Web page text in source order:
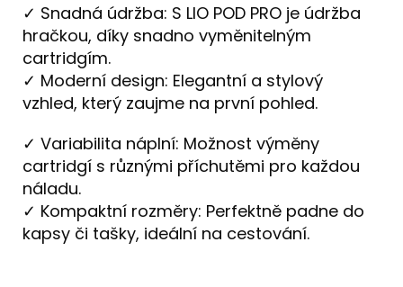
✓ Snadná údržba: S LIO POD PRO je údržba
hračkou, díky snadno vyměnitelným
cartridgím.
✓ Moderní design: Elegantní a stylový
vzhled, který zaujme na první pohled.
✓ Variabilita náplní: Možnost výměny
cartridgí s různými příchutěmi pro každou
náladu.
✓ Kompaktní rozměry: Perfektně padne do
kapsy či tašky, ideální na cestování.